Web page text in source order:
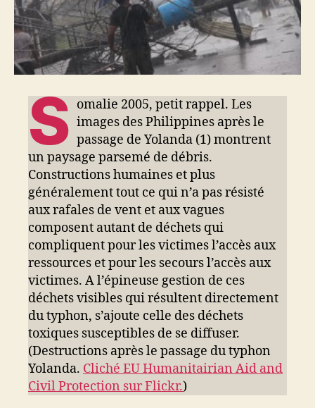
S omalie 2005, petit rappel. Les
images des Philippines après le
passage de Yolanda (1) montrent
un paysage parsemé de débris.
Constructions humaines et plus
généralement tout ce qui n’a pas résisté
aux rafales de vent et aux vagues
composent autant de déchets qui
compliquent pour les victimes l’accès aux
ressources et pour les secours l’accès aux
victimes. A l’épineuse gestion de ces
déchets visibles qui résultent directement
du typhon, s’ajoute celle des déchets
toxiques susceptibles de se diffuser.
(Destructions après le passage du typhon
Yolanda. Cliché EU Humanitairian Aid and
Civil Protection sur Flickr.)